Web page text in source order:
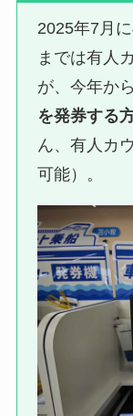
2025年7月
までは有人
が、今年か
を発券する
ん、有人カ
可能）。